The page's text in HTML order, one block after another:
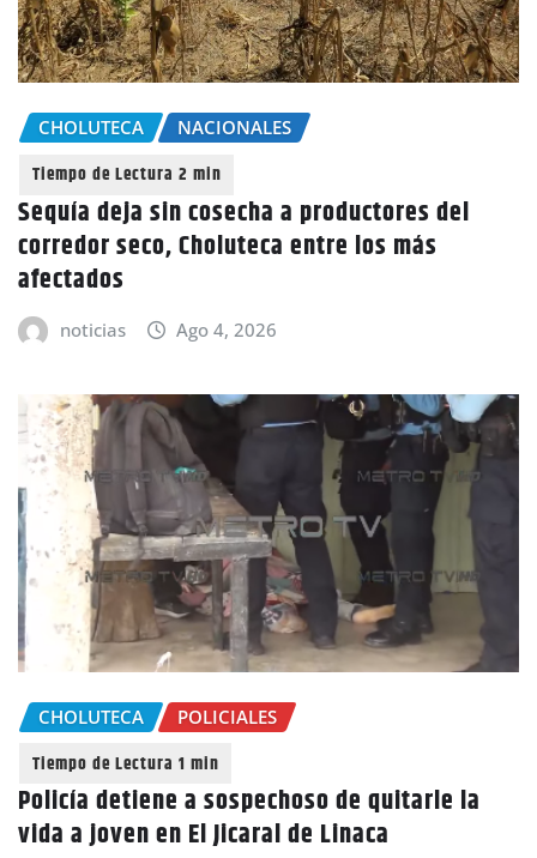
CHOLUTECA NACIONALES
Sequía deja sin cosecha a productores del
corredor seco, Choluteca entre los más
afectados
noticias Ago 4, 2026
CHOLUTECA POLICIALES
Policía detiene a sospechoso de quitarle la
vida a joven en El Jicaral de Linaca